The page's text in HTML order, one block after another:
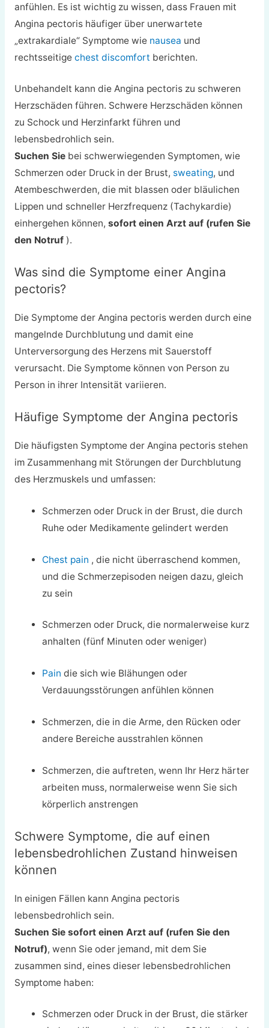
anfühlen. Es ist wichtig zu wissen, dass Frauen mit
Angina pectoris häufiger über unerwartete
„extrakardiale“ Symptome wie nausea und
rechtsseitige chest discomfort berichten.
Unbehandelt kann die Angina pectoris zu schweren
Herzschäden führen. Schwere Herzschäden können
zu Schock und Herzinfarkt führen und
lebensbedrohlich sein.
Suchen Sie bei schwerwiegenden Symptomen, wie
Schmerzen oder Druck in der Brust, sweating, und
Atembeschwerden, die mit blassen oder bläulichen
Lippen und schneller Herzfrequenz (Tachykardie)
einhergehen können, sofort einen Arzt auf (rufen Sie
den Notruf ).
Was sind die Symptome einer Angina
pectoris?
Die Symptome der Angina pectoris werden durch eine
mangelnde Durchblutung und damit eine
Unterversorgung des Herzens mit Sauerstoff
verursacht. Die Symptome können von Person zu
Person in ihrer Intensität variieren.
Häufige Symptome der Angina pectoris
Die häufigsten Symptome der Angina pectoris stehen
im Zusammenhang mit Störungen der Durchblutung
des Herzmuskels und umfassen:
Schmerzen oder Druck in der Brust, die durch
Ruhe oder Medikamente gelindert werden
Chest pain , die nicht überraschend kommen,
und die Schmerzepisoden neigen dazu, gleich
zu sein
Schmerzen oder Druck, die normalerweise kurz
anhalten (fünf Minuten oder weniger)
Pain die sich wie Blähungen oder
Verdauungsstörungen anfühlen können
Schmerzen, die in die Arme, den Rücken oder
andere Bereiche ausstrahlen können
Schmerzen, die auftreten, wenn Ihr Herz härter
arbeiten muss, normalerweise wenn Sie sich
körperlich anstrengen
Schwere Symptome, die auf einen
lebensbedrohlichen Zustand hinweisen
können
In einigen Fällen kann Angina pectoris
lebensbedrohlich sein.
Suchen Sie sofort einen Arzt auf (rufen Sie den
Notruf), wenn Sie oder jemand, mit dem Sie
zusammen sind, eines dieser lebensbedrohlichen
Symptome haben:
Schmerzen oder Druck in der Brust, die stärker